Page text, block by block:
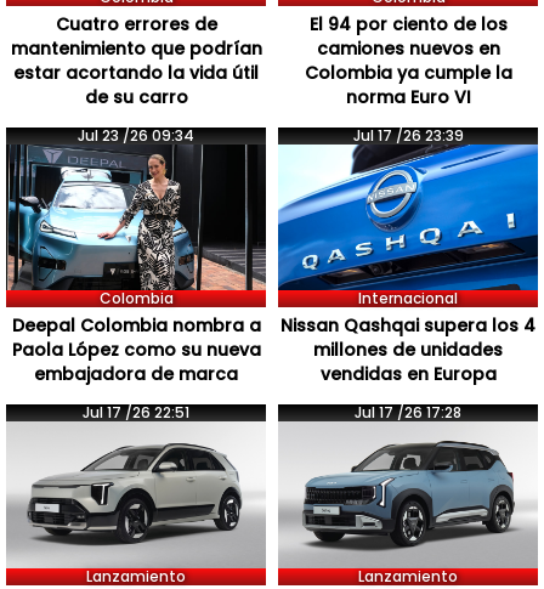
Cuatro errores de
mantenimiento que podrían
estar acortando la vida útil
de su carro
El 94 por ciento de los
camiones nuevos en
Colombia ya cumple la
norma Euro VI
Jul 23 /26 09:34
Colombia
Deepal Colombia nombra a
Paola López como su nueva
embajadora de marca
Jul 17 /26 23:39
Internacional
Nissan Qashqai supera los 4
millones de unidades
vendidas en Europa
Jul 17 /26 22:51
Lanzamiento
Jul 17 /26 17:28
Lanzamiento